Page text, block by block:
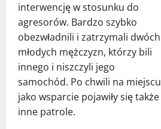
interwencję w stosunku do
agresorów. Bardzo szybko
obezwładnili i zatrzymali dwóch
młodych mężczyzn, którzy bili
innego i niszczyli jego
samochód. Po chwili na miejscu
jako wsparcie pojawiły się także
inne patrole.